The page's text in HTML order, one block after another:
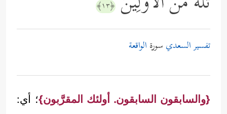
﴿١٣﴾
تفسير السعدي سورة الواقعة
{والسابقون السابقون. أولئك المقرَّبون}؛ أي: